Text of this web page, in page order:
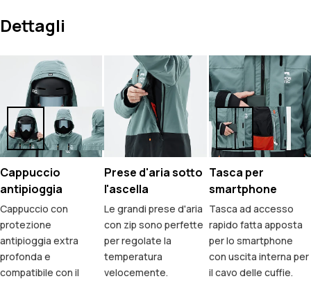
Dettagli
Cappuccio
antipioggia
Cappuccio con
protezione
antipioggia extra
profonda e
compatibile con il
Prese d'aria sotto
l'ascella
Le grandi prese d'aria
con zip sono perfette
per regolate la
temperatura
velocemente.
Tasca per
smartphone
Tasca ad accesso
rapido fatta apposta
per lo smartphone
con uscita interna per
il cavo delle cuffie.